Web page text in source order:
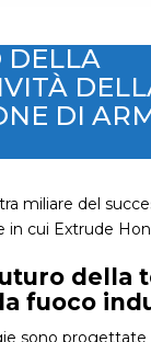
DELLA
DI
miliare del
in cui Extrude
della
fuoco